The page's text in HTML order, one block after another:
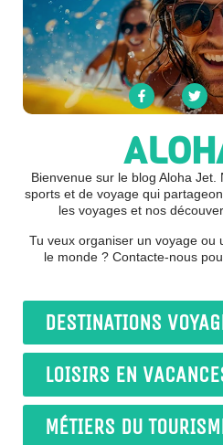
Bienvenue sur le blog Aloha
sports et de voyage qui
les voyages et nos
Tu veux organiser un voyage ou
le monde ? Contacte-nous
DESTINATIONS
LOISIRS EN
MÉTIERS DU